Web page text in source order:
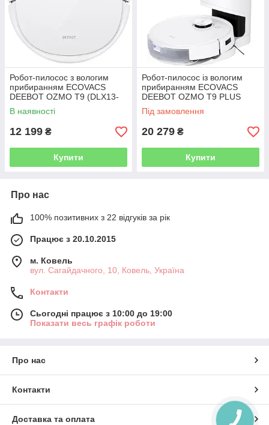
Робот-пилосос з вологим
прибиранням ECOVACS
DEEBOT OZMO T9 (DLX13-
44)
В наявності
12 199 ₴
Купити
Робот-пилосос із вологим
прибиранням ECOVACS
DEEBOT OZMO T9 PLUS
(DLX13-54)
Під замовлення
20 279 ₴
Купити
Про нас
100% позитивних з 22 відгуків за рік
Працює з 20.10.2015
м. Ковель
вул. Сагайдачного, 10, Ковель, Україна
Контакти
Сьогодні працює з 10:00 до 19:00
Показати весь графік роботи
Про нас
Контакти
Доставка та оплата